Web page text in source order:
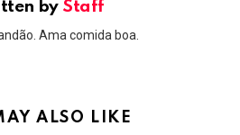
by Staff
Ama comida boa.
ALSO LIKE